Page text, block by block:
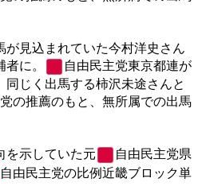
が見込まれていた今村洋史さん
に。
自由民主党東京都連が
同じく出馬する柿沢未途さんと
の推薦のもと、無所属での出馬
を示していた元
自由民主党県
自由民主党の比例近畿ブロック単